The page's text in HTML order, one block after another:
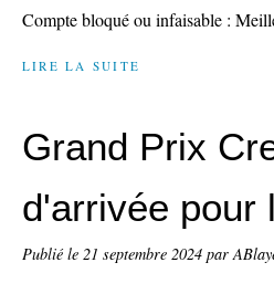
Compte bloqué ou infaisable :
LIRE LA SUITE
Grand Prix
d'arrivée pour
Publié le 21 septembre 2024 par